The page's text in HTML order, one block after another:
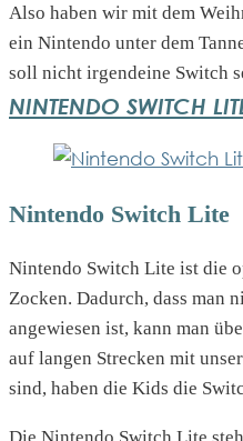
Also haben wir mit dem
ein Nintendo unter dem
soll nicht irgendeine Switch
NINTENDO SWITCH
Nintendo Switch Lite
Nintendo Switch Lite ist die
Zocken. Dadurch, dass man
angewiesen ist, kann man
auf langen Strecken mit
sind, haben die Kids die